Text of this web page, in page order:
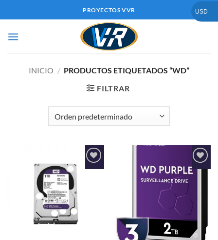
al
PROYECTOS VVR
INICIO / PRODUCTOS ETIQUETADOS “WD”
FILTRAR
Añadir
Añadir
lista de
USD